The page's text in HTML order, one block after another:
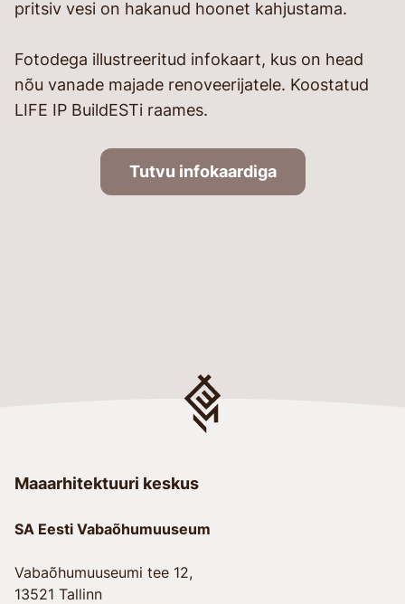
pritsiv vesi on hakanud hoonet kahjustama.
Fotodega illustreeritud infokaart, kus on head
nõu vanade majade renoveerijatele. Koostatud
LIFE IP BuildESTi raames.
Tutvu infokaardiga
Maaarhitektuuri keskus
SA Eesti Vabaõhumuuseum
Vabaõhumuuseumi tee 12,
13521 Tallinn